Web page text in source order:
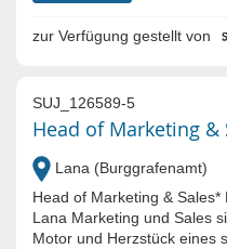
zur Verfügung gestellt von
SUJ_126589-5
Head of Marketing &
Lana (Burggrafenamt)
Head of Marketing & Sales*
Lana Marketing und Sales
Motor und Herzstück eines